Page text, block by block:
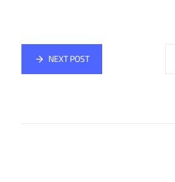
NEXT POST